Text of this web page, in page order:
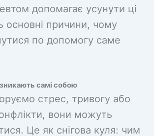
допомагає усунути ці
основні причини, чому
по допомогу саме
самі собою
стрес, тривогу або
вони можуть
Це як снігова куля: чим